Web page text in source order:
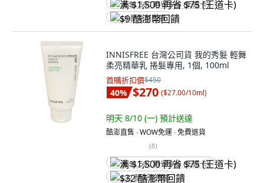
满 $1,500 再省 $75 (王道卡)
$9 酷澎幣回饋
INNISFREE 台灣公司貨 我的秀髮 輕舞
柔亮精華乳 捲髮專用, 1個, 100ml
首購折扣價$450
40% $270 ($27.00/10ml)
明天 8/10 (一) 預計送達
酷澎直售 ∙ WOW免運 ∙ 免費退貨
(8)
满 $1,500 再省 $75 (王道卡)
$32 酷澎幣回饋